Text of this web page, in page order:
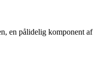
en pålidelig komponent